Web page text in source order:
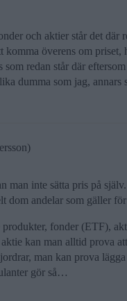
och aktier står det där
komma överens om
som redan står där
dumma som jag,
man inte sätta pris på
dom andelar som gäller
produkter, fonder (ETF),
kan man alltid prova
man kan prova
gör så…